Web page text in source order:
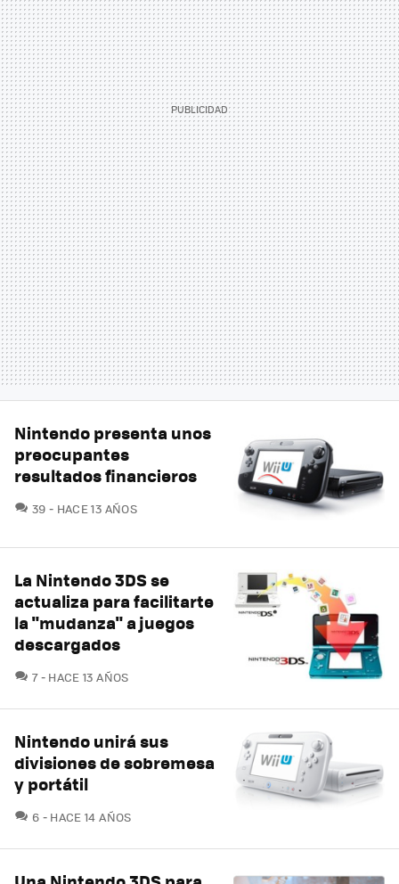
Nintendo presenta unos
preocupantes
resultados financieros
39 COMENTARIOS
HACE 13 AÑOS
La Nintendo 3DS se
actualiza para facilitarte
la "mudanza" a juegos
descargados
7COMENTARIOS
HACE 13 AÑOS
Nintendo unirá sus
divisiones de sobremesa
y portátil
6 COMENTARIOS
HACE 14 AÑOS